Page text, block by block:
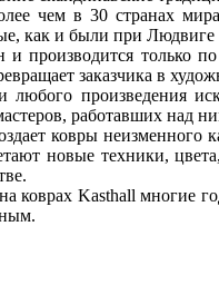
чем в 30 странах
как и были при Людвиге
производится только
заказчика в
любого произведения
работавших над
ковры неизменного
новые техники,
коврах Kasthall многие